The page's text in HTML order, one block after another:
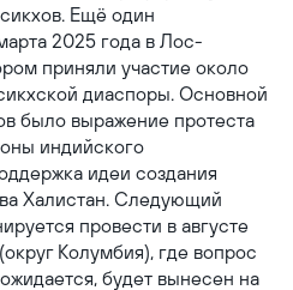
Ещё один
2025 года в Лос-
приняли участие около
диаспоры. Основной
было выражение протеста
индийского
идеи создания
Халистан. Следующий
провести в августе
Колумбия), где вопрос
будет вынесен на